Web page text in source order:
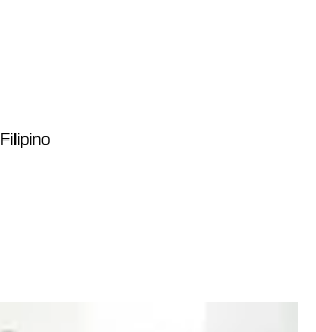
Filipino